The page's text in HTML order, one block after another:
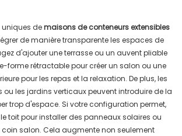
demaisons de conteneurs extensibles
de manière transparente les espaces de
d'ajouter une terrasse ou un auvent pliable
forme rétractable pour créer un salon ou une
pour les repas et la relaxation. De plus, les
ou les jardins verticaux peuvent introduire de la
trop d'espace. Si votre configuration permet,
toit pour installer des panneaux solaires ou
coin salon. Cela augmente non seulement